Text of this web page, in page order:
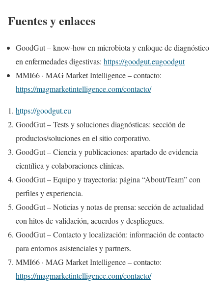
Fuentes y enlaces
GoodGut – know‑how en microbiota y enfoque de diagnóstico
en enfermedades digestivas: https://goodgut.eugoodgut
MMI66 · MAG Market Intelligence – contacto:
https://magmarketintelligence.com/contacto/
https://goodgut.eu
GoodGut – Tests y soluciones diagnósticas: sección de
productos/soluciones en el sitio corporativo.
GoodGut – Ciencia y publicaciones: apartado de evidencia
científica y colaboraciones clínicas.
GoodGut – Equipo y trayectoria: página “About/Team” con
perfiles y experiencia.
GoodGut – Noticias y notas de prensa: sección de actualidad
con hitos de validación, acuerdos y despliegues.
GoodGut – Contacto y localización: información de contacto
para entornos asistenciales y partners.
MMI66 · MAG Market Intelligence – contacto:
https://magmarketintelligence.com/contacto/